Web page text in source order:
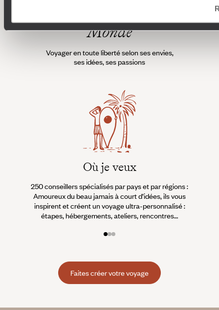
Monde
Voyager en toute liberté selon ses envies,
ses idées, ses passions
Où je veux
250 conseillers spécialisés par pays et par régions :
Amoureux du beau jamais à court d’idées, ils vous
inspirent et créent un voyage ultra-personnalisé :
étapes, hébergements, ateliers, rencontres…
Faites créer votre voyage